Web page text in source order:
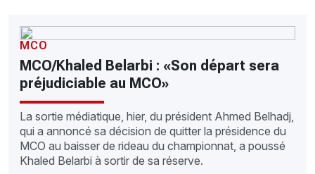
MCO
MCO/Khaled Belarbi : «Son départ sera
préjudiciable au MCO»
La sortie médiatique, hier, du président Ahmed Belhadj,
qui a annoncé sa décision de quitter la présidence du
MCO au baisser de rideau du championnat, a poussé
Khaled Belarbi à sortir de sa réserve.